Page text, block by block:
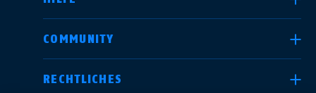
COMMUNITY
RECHTLICHES
Deutschland